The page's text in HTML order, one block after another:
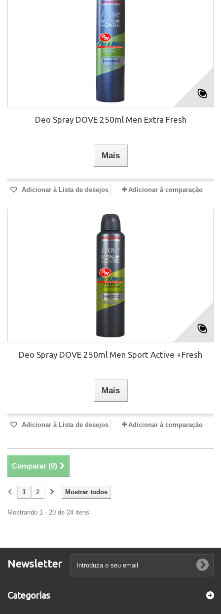
Deo Spray DOVE 250ml Men Extra Fresh
Mais
Adicionar à Lista de desejos Adicionar à comparação
Deo Spray DOVE 250ml Men Sport Active +Fresh
Mais
Adicionar à Lista de desejos Adicionar à comparação
Comparar (0)
Mostrar todos
1 2
Mostrando 1 - 20 de 24 itens
Newsletter
Categorias